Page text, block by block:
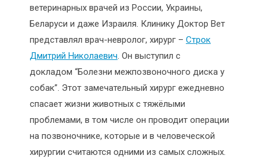
ветеринарных врачей из России, Украины,
Беларуси и даже Израиля. Клинику Доктор Вет
представлял врач-невролог, хирург – Строк
Дмитрий Николаевич. Он выступил с
докладом “Болезни межпозвоночного диска у
собак”. Этот замечательный хирург ежедневно
спасает жизни животных с тяжёлыми
проблемами, в том числе он проводит операции
на позвоночнике, которые и в человеческой
хирургии считаются одними из самых сложных.